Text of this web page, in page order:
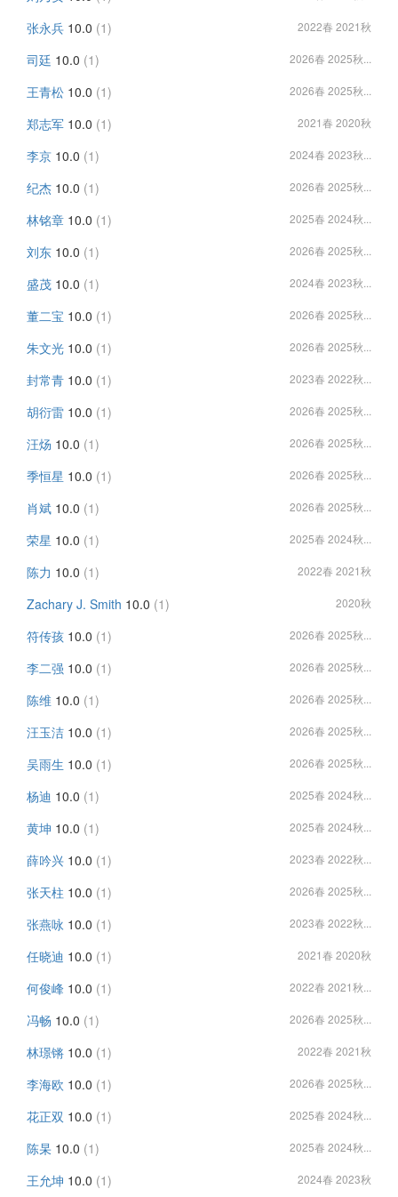
张永兵 10.0 (1) 2022春 2021秋
司廷 10.0 (1) 2026春 2025秋...
王青松 10.0 (1) 2026春 2025秋...
郑志军 10.0 (1) 2021春 2020秋
李京 10.0 (1) 2024春 2023秋...
纪杰 10.0 (1) 2026春 2025秋...
林铭章 10.0 (1) 2025春 2024秋...
刘东 10.0 (1) 2026春 2025秋...
盛茂 10.0 (1) 2024春 2023秋...
董二宝 10.0 (1) 2026春 2025秋...
朱文光 10.0 (1) 2026春 2025秋...
封常青 10.0 (1) 2023春 2022秋...
胡衍雷 10.0 (1) 2026春 2025秋...
汪炀 10.0 (1) 2026春 2025秋...
季恒星 10.0 (1) 2026春 2025秋...
肖斌 10.0 (1) 2026春 2025秋...
荣星 10.0 (1) 2025春 2024秋...
陈力 10.0 (1) 2022春 2021秋
Zachary J. Smith 10.0 (1) 2020秋
符传孩 10.0 (1) 2026春 2025秋...
李二强 10.0 (1) 2026春 2025秋...
陈维 10.0 (1) 2026春 2025秋...
汪玉洁 10.0 (1) 2026春 2025秋...
吴雨生 10.0 (1) 2026春 2025秋...
杨迪 10.0 (1) 2025春 2024秋...
黄坤 10.0 (1) 2025春 2024秋...
薛吟兴 10.0 (1) 2023春 2022秋...
张天柱 10.0 (1) 2026春 2025秋...
张燕咏 10.0 (1) 2023春 2022秋...
任晓迪 10.0 (1) 2021春 2020秋
何俊峰 10.0 (1) 2022春 2021秋...
冯畅 10.0 (1) 2026春 2025秋...
林璟锵 10.0 (1) 2022春 2021秋
李海欧 10.0 (1) 2026春 2025秋...
花正双 10.0 (1) 2025春 2024秋...
陈杲 10.0 (1) 2025春 2024秋...
王允坤 10.0 (1) 2024春 2023秋